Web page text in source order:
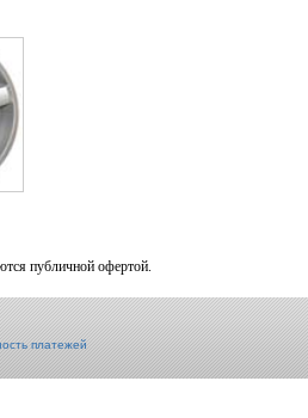
публичной офертой.
платежей